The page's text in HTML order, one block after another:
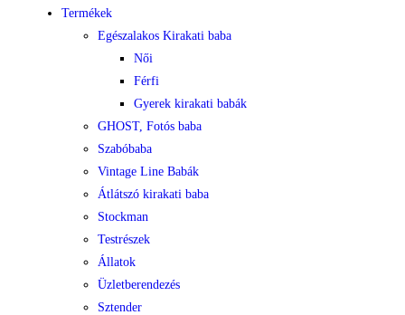
Termékek
Egészalakos Kirakati baba
Női
Férfi
Gyerek kirakati babák
GHOST, Fotós baba
Szabóbaba
Vintage Line Babák
Átlátszó kirakati baba
Stockman
Testrészek
Állatok
Üzletberendezés
Sztender